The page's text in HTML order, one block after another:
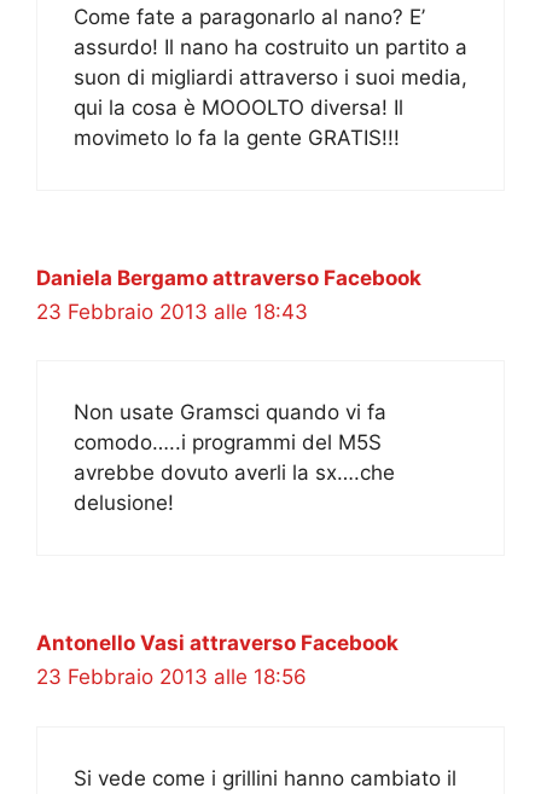
Come fate a paragonarlo al nano? E’
assurdo! Il nano ha costruito un partito a
suon di migliardi attraverso i suoi media,
qui la cosa è MOOOLTO diversa! Il
movimeto lo fa la gente GRATIS!!!
Daniela Bergamo attraverso Facebook
23 Febbraio 2013 alle 18:43
Non usate Gramsci quando vi fa
comodo…..i programmi del M5S
avrebbe dovuto averli la sx….che
delusione!
Antonello Vasi attraverso Facebook
23 Febbraio 2013 alle 18:56
Si vede come i grillini hanno cambiato il